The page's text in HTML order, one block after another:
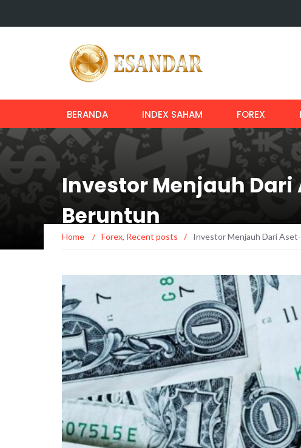
BERANDA INDEX SAHAM FOREX
Investor Menjauh Dari
Beruntun
Home / Forex, Recent posts / Investor Menjauh Dari